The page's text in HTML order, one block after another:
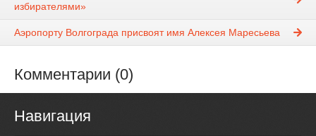
избирателями»
Аэропорту Волгограда присвоят имя Алексея Маресьева
Комментарии (0)
Навигация